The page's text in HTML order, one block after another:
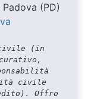
(PD)
(in
civile
Offro